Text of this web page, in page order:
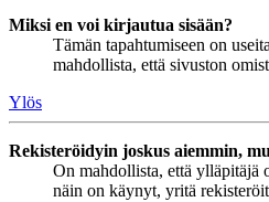
Miksi en voi kirjautua sisään?
Tämän tapahtumiseen on
mahdollista, että sivuston
Ylös
Rekisteröidyin joskus aiemmin,
On mahdollista, että ylläpitäjä
näin on käynyt, yritä